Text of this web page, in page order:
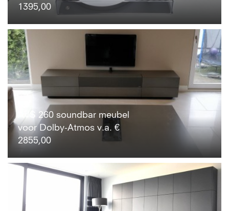
1395,00
AVS 260 soundbar meubel
voor Dolby-Atmos v.a. €
2855,00